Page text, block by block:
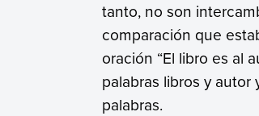
tanto, no son
comparación que
oración “El libro es al
palabras libros y
palabras.